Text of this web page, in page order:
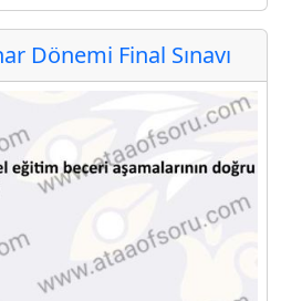
Dönemi Final Sınavı